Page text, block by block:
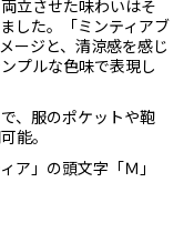
立させた味わいはそ
した。「ミンティアブ
ージと、清涼感を感じ
プルな色味で表現し
、服のポケットや鞄
能。
ア」の頭文字「Ｍ」